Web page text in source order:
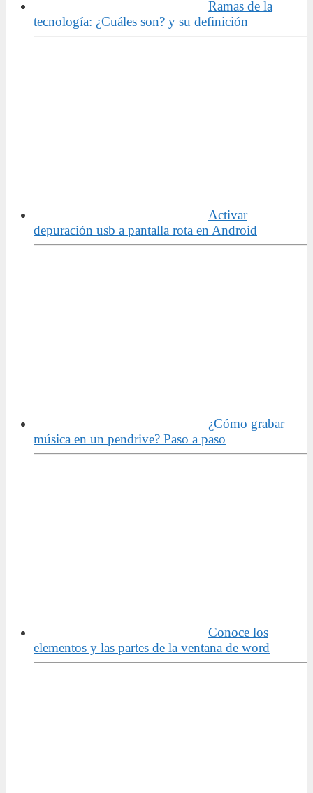
Ramas de la
tecnología: ¿Cuáles son? y su definición
Activar
depuración usb a pantalla rota en Android
¿Cómo grabar
música en un pendrive? Paso a paso
Conoce los
elementos y las partes de la ventana de word